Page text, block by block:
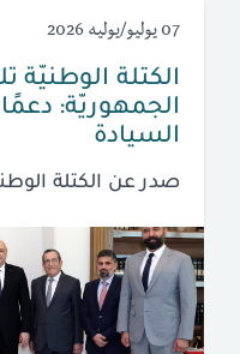
07 يوليو/يوليه 2026
الكتلة الوطنيّة
الجمهوريّة:
السيادة
صدر عن الكتلة